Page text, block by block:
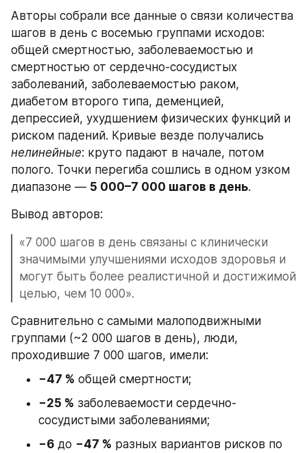
Авторы собрали все данные о связи количества
шагов в день с восемью группами исходов:
общей смертностью, заболеваемостью и
смертностью от сердечно-сосудистых
заболеваний, заболеваемостью раком,
диабетом второго типа, деменцией,
депрессией, ухудшением физических функций и
нелинейные: круто падают в начале, потом
полого. Точки перегиба сошлись в одном узком
диапазоне — 5 000–7 000 шагов в день.
Вывод авторов:
«7 000 шагов в день связаны с клинически
значимыми улучшениями исходов здоровья и
могут быть более реалистичной и достижимой
целью, чем 10 000».
Сравнительно с самыми малоподвижными
группами (~2 000 шагов в день), люди,
проходившие 7 000 шагов, имели:
−47 % общей смертности;
−25 % заболеваемости сердечно-
сосудистыми заболеваниями;
−6 до −47 % разных вариантов рисков по